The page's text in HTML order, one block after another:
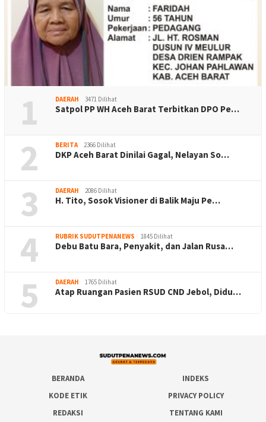
1 DAERAH 3471 Dilihat
Satpol PP WH Aceh Barat Terbitkan DPO Pe…
2 BERITA 2366 Dilihat
DKP Aceh Barat Dinilai Gagal, Nelayan So…
3 DAERAH 2086 Dilihat
H. Tito, Sosok Visioner di Balik Maju Pe…
4 RUBRIK SUDUTPENANEWS 1845 Dilihat
Debu Batu Bara, Penyakit, dan Jalan Rusa…
5 DAERAH 1765 Dilihat
Atap Ruangan Pasien RSUD CND Jebol, Didu…
BERANDA
INDEKS
KODE ETIK
PRIVACY POLICY
REDAKSI
TENTANG KAMI